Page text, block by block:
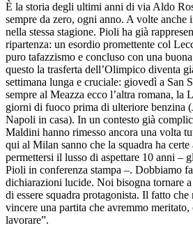
È la storia degli ultimi anni di via Aldo
sempre da zero, ogni anno. A volte anche
nella stessa stagione. Pioli ha già
ripartenza: un esordio promettente col
puro tafazzismo e concluso con una
questo la trasferta dell’Olimpico diventa
settimana lunga e cruciale: giovedì a San
sempre al Meazza ecco l’altra romana, la
giorni di fuoco prima di ulteriore benzina
Napoli in casa). In un contesto già
Maldini hanno rimesso ancora una volta
qui al Milan sanno che la squadra ha
permettersi il lusso di aspettare 10 anni –
Pioli in conferenza stampa –. Dobbiamo
dichiarazioni lucide. Noi bisogna tornare
di essere squadra protagonista. Il fatto
vincere una partita che avremmo
lavorare”.